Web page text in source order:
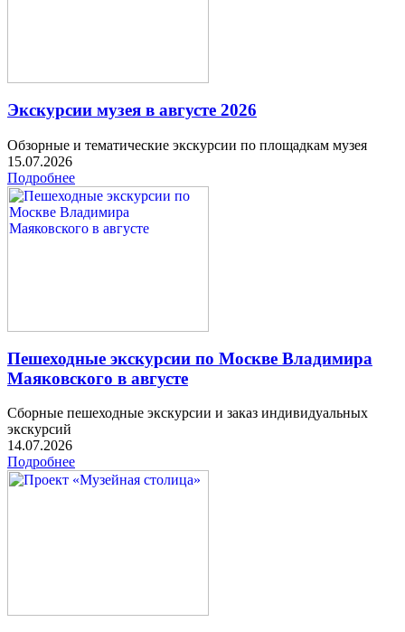
Экскурсии музея в августе 2026
Обзорные и тематические экскурсии по площадкам музея
15.07.2026
Подробнее
Пешеходные экскурсии по Москве Владимира
Маяковского в августе
Сборные пешеходные экскурсии и заказ индивидуальных
экскурсий
14.07.2026
Подробнее